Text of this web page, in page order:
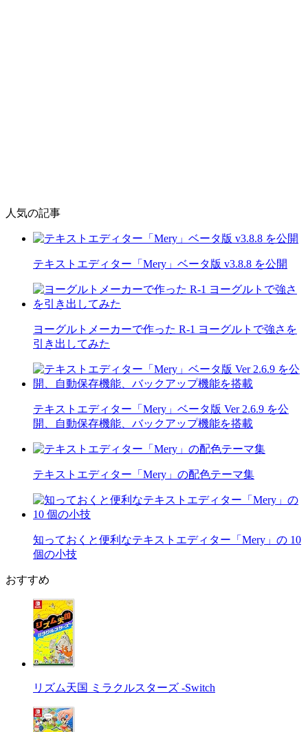
人気の記事
テキストエディター「Mery」ベータ版 v3.8.8 を公開
ヨーグルトメーカーで作った R-1 ヨーグルトで強さを
引き出してみた
テキストエディター「Mery」ベータ版 Ver 2.6.9 を公
開、自動保存機能、バックアップ機能を搭載
テキストエディター「Mery」の配色テーマ集
知っておくと便利なテキストエディター「Mery」の 10
個の小技
おすすめ
リズム天国 ミラクルスターズ -Switch